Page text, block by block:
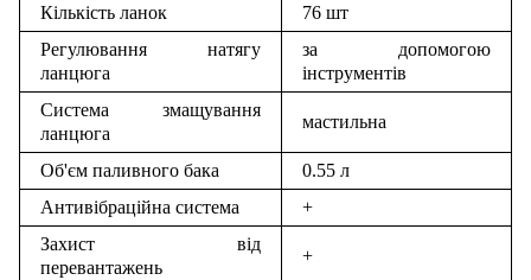
Кількість ланок
76 шт
Регулювання натягу
ланцюга
за допомогою
інструментів
Система змащування
ланцюга
мастильна
Об'єм паливного бака
0.55 л
Антивібраційна система
+
Захист від
перевантажень
+